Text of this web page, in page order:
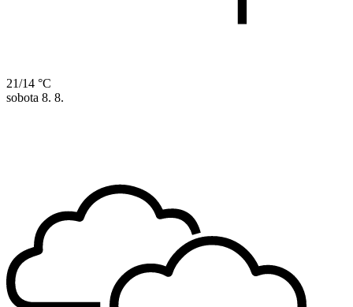
21/14 °C
sobota 8. 8.